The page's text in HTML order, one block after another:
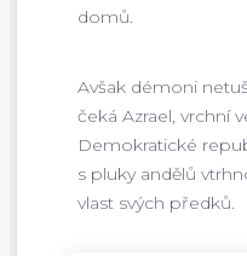
domů.
Avšak démoni
čeká Azrael, vrchní
Demokratické
s pluky andělů
vlast svých předků.